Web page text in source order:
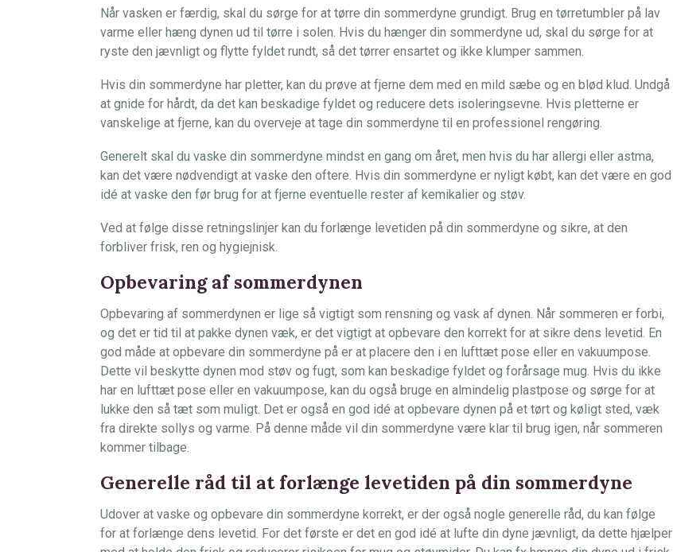
Når vasken er færdig, skal du sørge for at tørre din sommerdyne grundigt. Brug en tørretumbler på lav
varme eller hæng dynen ud til tørre i solen. Hvis du hænger din sommerdyne ud, skal du sørge for at
ryste den jævnligt og flytte fyldet rundt, så det tørrer ensartet og ikke klumper sammen.
Hvis din sommerdyne har pletter, kan du prøve at fjerne dem med en mild sæbe og en blød klud. Undgå
at gnide for hårdt, da det kan beskadige fyldet og reducere dets isoleringsevne. Hvis pletterne er
vanskelige at fjerne, kan du overveje at tage din sommerdyne til en professionel rengøring.
Generelt skal du vaske din sommerdyne mindst en gang om året, men hvis du har allergi eller astma,
kan det være nødvendigt at vaske den oftere. Hvis din sommerdyne er nyligt købt, kan det være en god
idé at vaske den før brug for at fjerne eventuelle rester af kemikalier og støv.
Ved at følge disse retningslinjer kan du forlænge levetiden på din sommerdyne og sikre, at den
forbliver frisk, ren og hygiejnisk.
Opbevaring af sommerdynen
Opbevaring af sommerdynen er lige så vigtigt som rensning og vask af dynen. Når sommeren er forbi,
og det er tid til at pakke dynen væk, er det vigtigt at opbevare den korrekt for at sikre dens levetid. En
god måde at opbevare din sommerdyne på er at placere den i en lufttæt pose eller en vakuumpose.
Dette vil beskytte dynen mod støv og fugt, som kan beskadige fyldet og forårsage mug. Hvis du ikke
har en lufttæt pose eller en vakuumpose, kan du også bruge en almindelig plastpose og sørge for at
lukke den så tæt som muligt. Det er også en god idé at opbevare dynen på et tørt og køligt sted, væk
fra direkte sollys og varme. På denne måde vil din sommerdyne være klar til brug igen, når sommeren
kommer tilbage.
Generelle råd til at forlænge levetiden på din sommerdyne
Udover at vaske og opbevare din sommerdyne korrekt, er der også nogle generelle råd, du kan følge
for at forlænge dens levetid. For det første er det en god idé at lufte din dyne jævnligt, da dette hjælper